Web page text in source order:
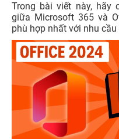
Trong bài viết này, hãy
giữa Microsoft 365 và
phù hợp nhất với nhu cầu